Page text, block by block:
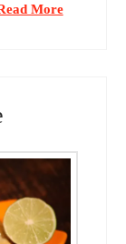
More